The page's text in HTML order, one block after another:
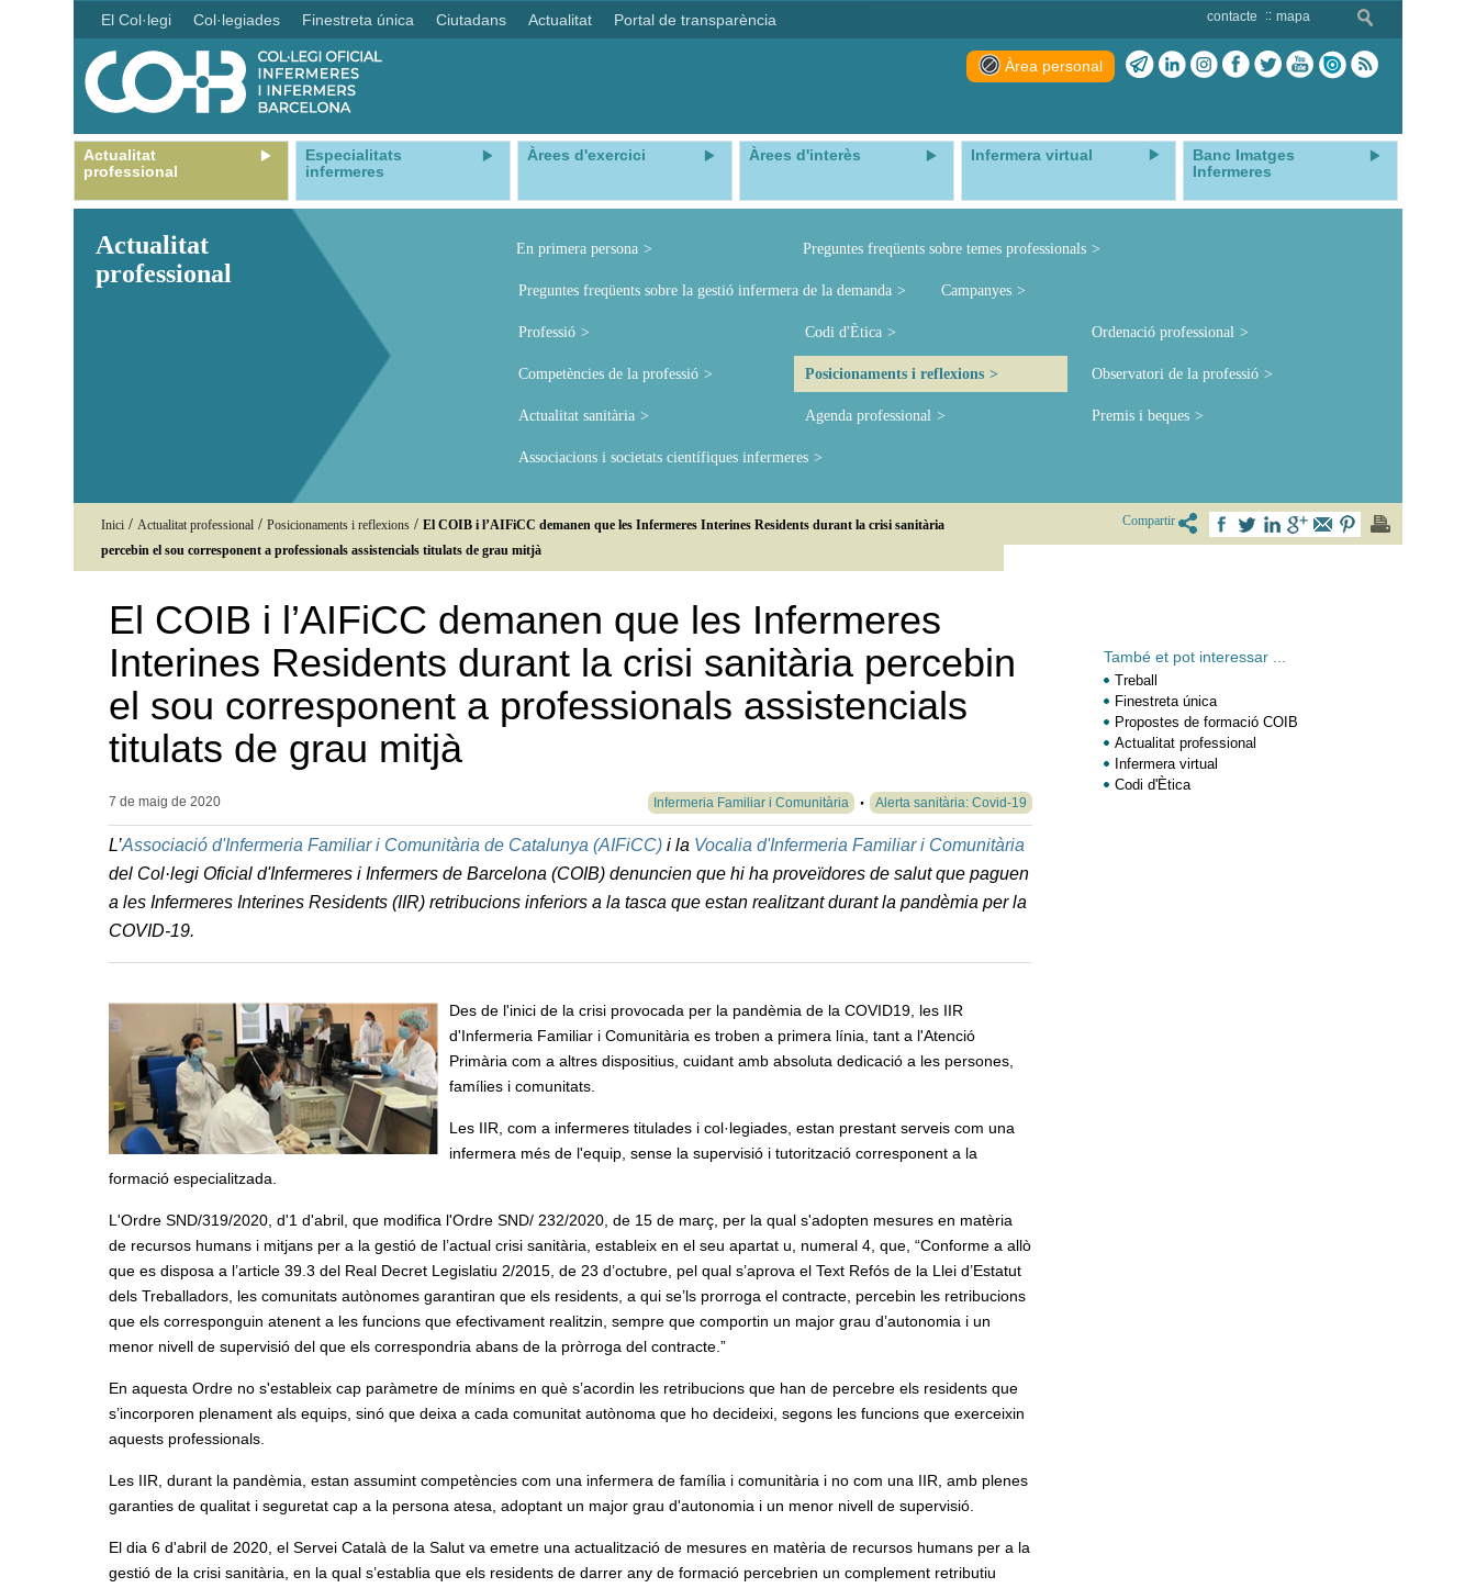
El Col·legi Col·legiades Finestreta única Ciutadans Actualitat Portal de transparència contacte mapa
Àrea personal
Actualitat
professional
Especialitats
infermeres
Àrees d'exercici Àrees d'interès Infermera virtual
Banc Imatges
Infermeres
Actualitat
professional
En primera persona Preguntes freqüents sobre temes professionals
Preguntes freqüents sobre la gestió infermera de la demanda Campanyes
Professió Codi d'Ètica Ordenació professional
Competències de la professió Posicionaments i reflexions Observatori de la professió
Actualitat sanitària Agenda professional Premis i beques
Associacions i societats científiques infermeres
Inici / Actualitat professional / Posicionaments i reflexions / El COIB i l’AIFiCC demanen que les Infermeres Interines Residents durant la crisi sanitària
percebin el sou corresponent a professionals assistencials titulats de grau mitjà
Compartir
El COIB i l’AIFiCC demanen que les Infermeres
Interines Residents durant la crisi sanitària percebin
el sou corresponent a professionals assistencials
titulats de grau mitjà
7 de maig de 2020 Infermeria Familiar i Comunitària Alerta sanitària: Covid-19
L’Associació d'Infermeria Familiar i Comunitària de Catalunya (AIFiCC) i la Vocalia d'Infermeria Familiar i Comunitària
del Col·legi Oficial d'Infermeres i Infermers de Barcelona (COIB) denuncien que hi ha proveïdores de salut que paguen
a les Infermeres Interines Residents (IIR) retribucions inferiors a la tasca que estan realitzant durant la pandèmia per la
COVID-19.
Des de l'inici de la crisi provocada per la pandèmia de la COVID19, les IIR
d'Infermeria Familiar i Comunitària es troben a primera línia, tant a l'Atenció
Primària com a altres dispositius, cuidant amb absoluta dedicació a les persones,
famílies i comunitats.
Les IIR, com a infermeres titulades i col·legiades, estan prestant serveis com una
infermera més de l'equip, sense la supervisió i tutorització corresponent a la
formació especialitzada.
L'Ordre SND/319/2020, d'1 d'abril, que modifica l'Ordre SND/ 232/2020, de 15 de març, per la qual s'adopten mesures en matèria
de recursos humans i mitjans per a la gestió de l’actual crisi sanitària, estableix en el seu apartat u, numeral 4, que, “Conforme a allò
que es disposa a l’article 39.3 del Real Decret Legislatiu 2/2015, de 23 d’octubre, pel qual s’aprova el Text Refós de la Llei d’Estatut
dels Treballadors, les comunitats autònomes garantiran que els residents, a qui se’ls prorroga el contracte, percebin les retribucions
que els corresponguin atenent a les funcions que efectivament realitzin, sempre que comportin un major grau d’autonomia i un
menor nivell de supervisió del que els correspondria abans de la pròrroga del contracte.”
En aquesta Ordre no s'estableix cap paràmetre de mínims en què s’acordin les retribucions que han de percebre els residents que
s’incorporen plenament als equips, sinó que deixa a cada comunitat autònoma que ho decideixi, segons les funcions que exerceixin
aquests professionals.
Les IIR, durant la pandèmia, estan assumint competències com una infermera de família i comunitària i no com una IIR, amb plenes
garanties de qualitat i seguretat cap a la persona atesa, adoptant un major grau d'autonomia i un menor nivell de supervisió.
El dia 6 d'abril de 2020, el Servei Català de la Salut va emetre una actualització de mesures en matèria de recursos humans per a la
gestió de la crisi sanitària, en la qual s’establia que els residents de darrer any de formació percebrien un complement retributiu
També et pot interessar ...
Treball
Finestreta única
Propostes de formació COIB
Actualitat professional
Infermera virtual
Codi d'Ètica